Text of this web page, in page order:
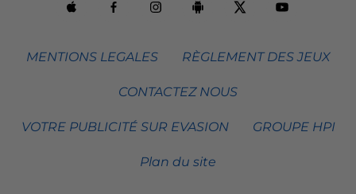
MENTIONS LEGALES RÈGLEMENT DES JEUX
CONTACTEZ NOUS
VOTRE PUBLICITÉ SUR EVASION GROUPE HPI
Plan du site